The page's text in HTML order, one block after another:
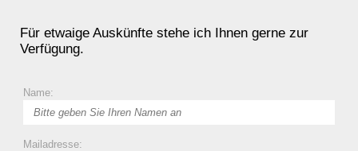
Für etwaige Auskünfte stehe ich Ihnen gerne zur
Verfügung.
Name:
Mailadresse: